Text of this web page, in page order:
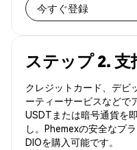
今すぐ登録
ステップ 2.
クレジットカード、デビ
ーティーサービスなどで
USDTまたは暗号通貨を
し。Phemexの安全なプ
DIOを購入可能です。